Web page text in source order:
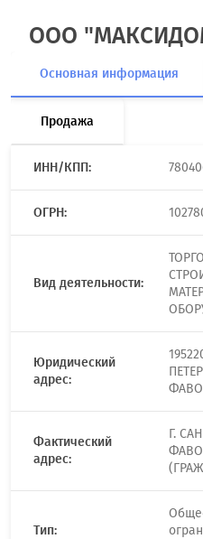
ООО
Основная информация
Продажа
ИНН/КПП:
ОГРН:
Вид деятельности:
Юридический
адрес:
Фактический
адрес:
Г.
Тип: